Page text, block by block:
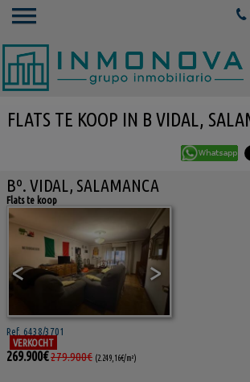
FLATS TE KOOP IN B VIDAL,
Bº. VIDAL, SALAMANCA
Flats te koop
< >
Ref. 6438/3701
VERKOCHT
269.900€279.900€ (2.249,16€/m²)